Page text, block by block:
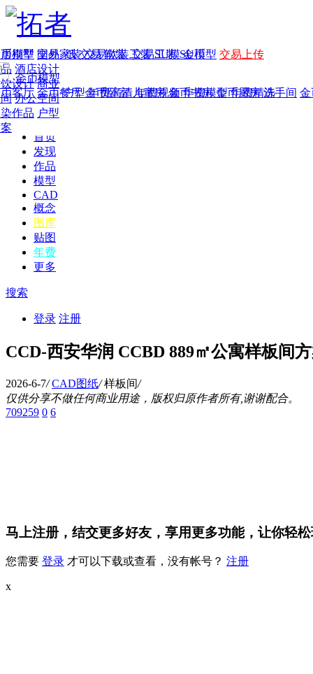
首页
发现
年费 作品 图纸 交易 软装 工装 SU模 金币
年费版块
费图纸 年费户型 年费高清 年费视频 年费模型 年费精选
作品
别墅 国外
酒店设计
设计 商业
办公空间
作品 户型
模型
模型 交易家装 交易软装 交易工装 SU模型 交易上传
金币模型
客厅 金币餐厅 金币卧室 儿童房 金币书房 金币厨房 洗手间 金
CAD
概念
图库
贴图
年费
更多
搜索
登录 注册
CCD-西安华润 CCBD 889㎡公寓样板间
2026-6-7/ CAD图纸/ 样板间/
仅供分享不做任何商业用途，版权归原作者所有,谢谢配合。
709259 0 6
马上注册，结交更多好友，享用更多功能，让你轻
您需要 登录 才可以下载或查看，没有帐号？ 注册
x